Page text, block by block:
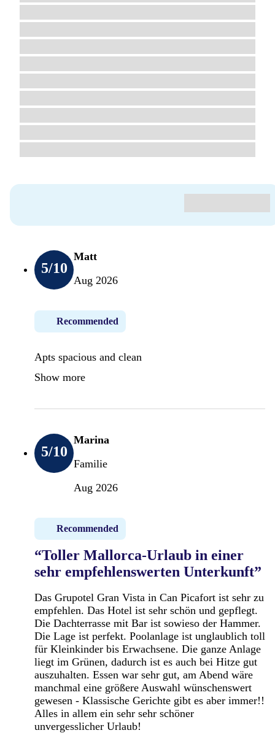
5/10
Matt
Aug 2026
Recommended
Apts spacious and clean
Show more
5/10
Marina
Familie
Aug 2026
Recommended
“Toller Mallorca-Urlaub in einer
sehr empfehlenswerten Unterkunft”
Das Grupotel Gran Vista in Can Picafort ist sehr zu
empfehlen. Das Hotel ist sehr schön und gepflegt.
Die Dachterrasse mit Bar ist sowieso der Hammer.
Die Lage ist perfekt. Poolanlage ist unglaublich toll
für Kleinkinder bis Erwachsene. Die ganze Anlage
liegt im Grünen, dadurch ist es auch bei Hitze gut
auszuhalten. Essen war sehr gut, am Abend wäre
manchmal eine größere Auswahl wünschenswert
gewesen - Klassische Gerichte gibt es aber immer!!
Alles in allem ein sehr sehr schöner
unvergesslicher Urlaub!